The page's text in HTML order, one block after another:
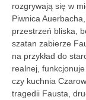
rozgrywają się w
Piwnica
przestrzeń bliska,
szatan zabierze
na przykład do
realnej,
czy kuchnia
tragedii Fausta,